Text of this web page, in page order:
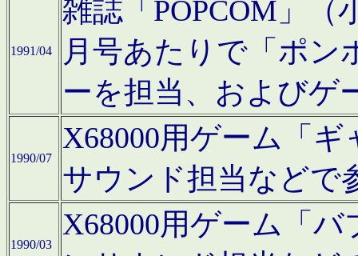
1991/04
雑誌「POPCOM」（
月号あたりで「ポン
ーを担当、およびゲ
1990/07
X68000用ゲーム「
サウンド担当などで
1990/03
X68000用ゲーム「